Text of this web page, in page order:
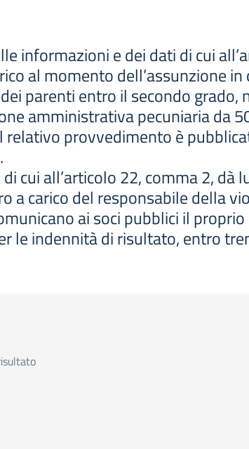
informazioni e dei dati di cui
al momento dell’assunzione
parenti entro il secondo
amministrativa pecuniaria da
relativo provvedimento è
cui all’articolo 22, comma 2, dà
a carico del responsabile della
ai soci pubblici il
le indennità di risultato, entro